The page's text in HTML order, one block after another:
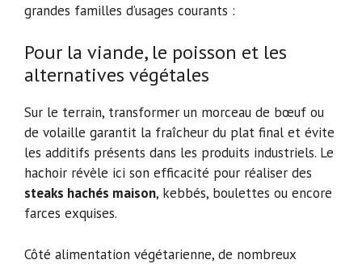
grandes familles d’usages courants :
Pour la viande, le poisson et les
alternatives végétales
Sur le terrain, transformer un morceau de bœuf ou
de volaille garantit la fraîcheur du plat final et évite
les additifs présents dans les produits industriels. Le
hachoir révèle ici son efficacité pour réaliser des
steaks hachés maison, kebbés, boulettes ou encore
farces exquises.
Côté alimentation végétarienne, de nombreux